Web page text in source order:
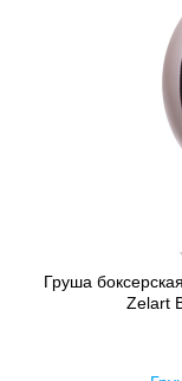
Груша
Zelart